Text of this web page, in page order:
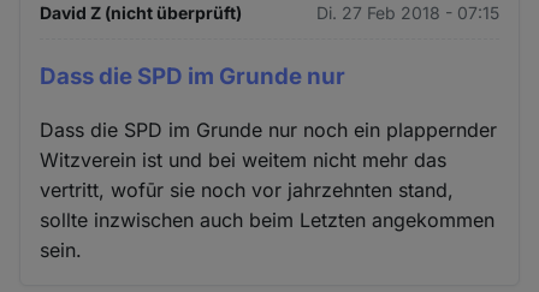
David Z (nicht überprüft) Di. 27 Feb 2018 - 07:15
Dass die SPD im Grunde nur
Dass die SPD im Grunde nur noch ein plappernder
Witzverein ist und bei weitem nicht mehr das
vertritt, wofūr sie noch vor jahrzehnten stand,
sollte inzwischen auch beim Letzten angekommen
sein.